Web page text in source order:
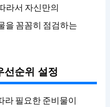
라서 자신만의
을 꼼꼼히 점검하는
선순위 설정
라 필요한 준비물이